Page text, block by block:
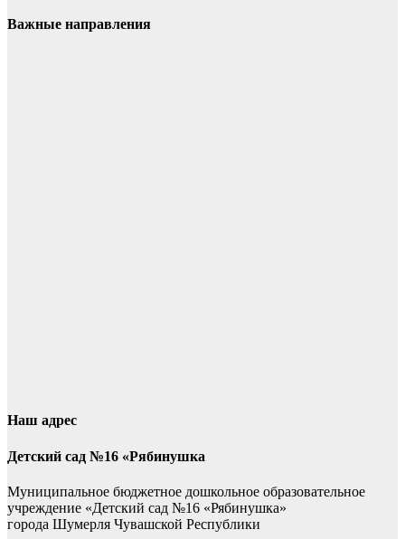
Важные направления
Наш адрес
Детский сад №16 «Рябинушка
Муниципальное бюджетное дошкольное образовательное
учреждение «Детский сад №16 «Рябинушка»
города Шумерля Чувашской Республики